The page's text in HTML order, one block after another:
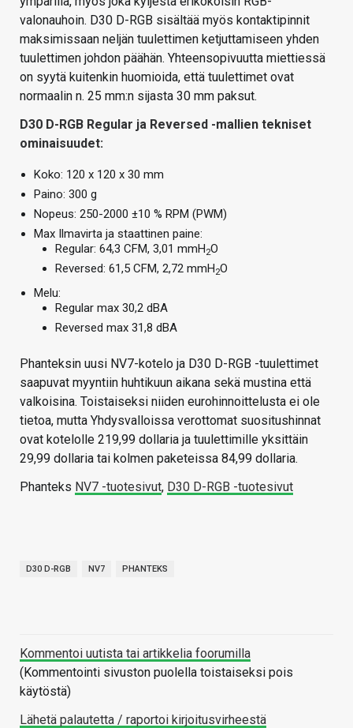
valonauhoin. D30 D-RGB sisältää myös kontaktipinnit
maksimissaan neljän tuulettimen ketjuttamiseen yhden
tuulettimen johdon päähän. Yhteensopivuutta miettiessä
on syytä kuitenkin huomioida, että tuulettimet ovat
normaalin n. 25 mm:n sijasta 30 mm paksut.
D30 D-RGB Regular ja Reversed -mallien tekniset
ominaisuudet:
Koko: 120 x 120 x 30 mm
Paino: 300 g
Nopeus: 250-2000 ±10 % RPM (PWM)
Max Ilmavirta ja staattinen paine:
Regular: 64,3 CFM, 3,01 mmH2O
Reversed: 61,5 CFM, 2,72 mmH2O
Melu:
Regular max 30,2 dBA
Reversed max 31,8 dBA
Phanteksin uusi NV7-kotelo ja D30 D-RGB -tuulettimet
saapuvat myyntiin huhtikuun aikana sekä mustina että
valkoisina. Toistaiseksi niiden eurohinnoittelusta ei ole
tietoa, mutta Yhdysvalloissa verottomat suositushinnat
ovat kotelolle 219,99 dollaria ja tuulettimille yksittäin
29,99 dollaria tai kolmen paketeissa 84,99 dollaria.
Phanteks NV7 -tuotesivut, D30 D-RGB -tuotesivut
D30 D-RGB NV7 PHANTEKS
Kommentoi uutista tai artikkelia foorumilla
(Kommentointi sivuston puolella toistaiseksi pois
käytöstä)
Lähetä palautetta / raportoi kirjoitusvirheestä